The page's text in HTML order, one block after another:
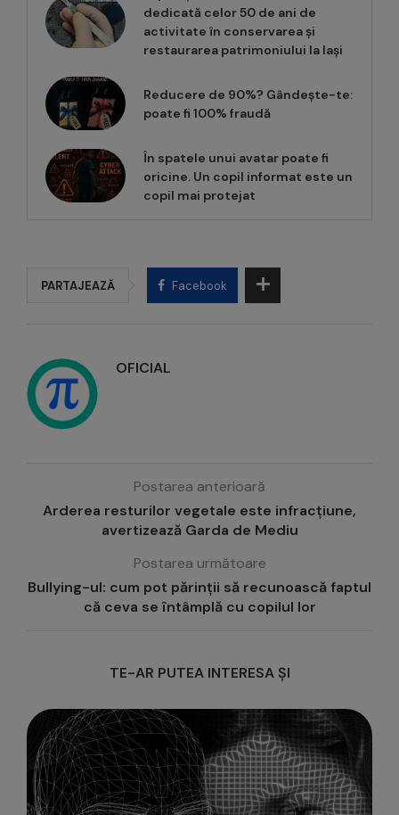
dedicată celor 50 de ani de
activitate în conservarea și
restaurarea patrimoniului la Iași
Reducere de 90%? Gândește-te:
poate fi 100% fraudă
În spatele unui avatar poate fi
oricine. Un copil informat este un
copil mai protejat
PARTAJEAZĂ Facebook
OFICIAL
Postarea anterioară
Arderea resturilor vegetale este infracțiune,
avertizează Garda de Mediu
Postarea următoare
Bullying-ul: cum pot părinții să recunoască faptul
că ceva se întâmplă cu copilul lor
TE-AR PUTEA INTERESA ȘI